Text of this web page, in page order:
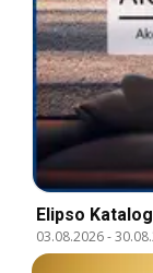
Elipso Katalog
03.08.2026-